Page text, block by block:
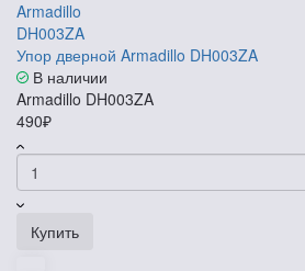
Упор дверной Armadillo DH003ZA
В наличии
Armadillo DH003ZA
490₽
Купить